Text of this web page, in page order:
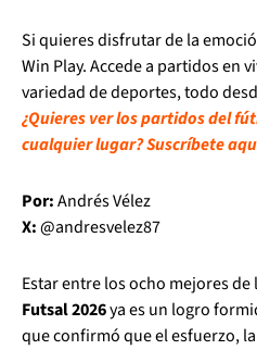
Si quieres disfrutar de la
Win Play. Accede a partidos en
variedad de deportes, todo
¿Quieres ver los partidos del
cualquier lugar? Suscríbete
Por:Andrés Vélez
X:@andresvelez87
Estar entre los ocho mejores de
Futsal 2026ya es un logro
que confirmó que el esfuerzo,